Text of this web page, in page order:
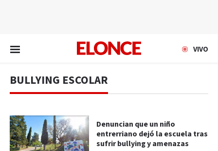
VIVO
BULLYING ESCOLAR
Denuncian que un niño
entrerriano dejó la escuela tras
sufrir bullying y amenazas